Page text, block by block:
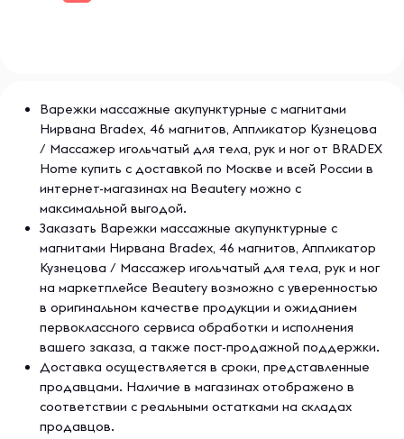
самомассаж определенного участка тела (голова, шея,
пластик, магнит, хлопок.Круглые аппликаторы: 27 игл.Кол-
во аппликаторов с магнитами: 22 шт., всего: 44 шт с
магнитами.Размер: 30х20 смЦвет варежек:
бежевый.Цвет аппликаторов: тёмное
золото.Комплектация: варежки – 2 шт., инструкция.
Варежки массажные акупунктурные с магнитами
Нирвана Bradex, 46 магнитов, Аппликатор Кузнецова
/ Массажер игольчатый для тела, рук и ног от BRADEX
Home купить с доставкой по Москве и всей России в
интернет-магазинах на Beautery можно с
максимальной выгодой.
Заказать Варежки массажные акупунктурные с
магнитами Нирвана Bradex, 46 магнитов, Аппликатор
Кузнецова / Массажер игольчатый для тела, рук и ног
на маркетплейсе Beautery возможно с уверенностью
в оригинальном качестве продукции и ожиданием
первоклассного сервиса обработки и исполнения
вашего заказа, а также пост-продажной поддержки.
Доставка осуществляется в сроки, представленные
продавцами. Наличие в магазинах отображено в
соответствии с реальными остатками на складах
продавцов.